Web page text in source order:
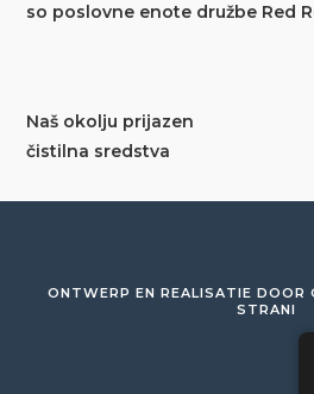
so poslovne enote družbe Red
Naš okolju prijazen
čistilna sredstva
ONTWERP EN REALISATIE DOOR
STRANI